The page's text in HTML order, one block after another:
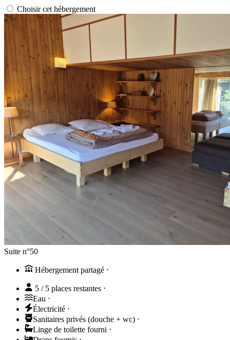
Choisir cet hébergement
Suite n°50
Hébergement partagé ⋅
5 / 5 places restantes ⋅
Eau ⋅
Électricité ⋅
Sanitaires privés (douche + wc) ⋅
Linge de toilette fourni ⋅